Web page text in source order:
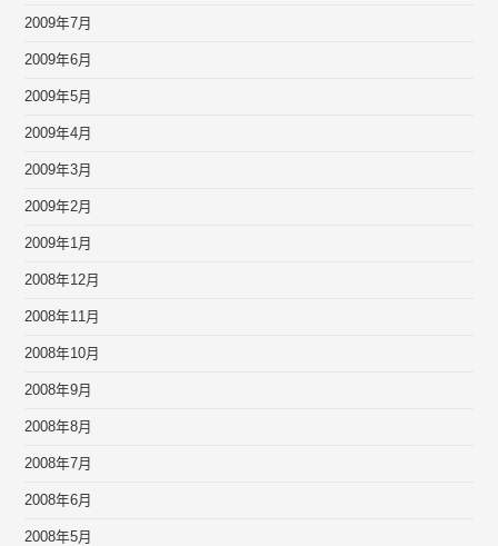
2009年7月
2009年6月
2009年5月
2009年4月
2009年3月
2009年2月
2009年1月
2008年12月
2008年11月
2008年10月
2008年9月
2008年8月
2008年7月
2008年6月
2008年5月